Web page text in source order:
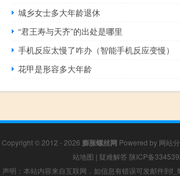
城乡女士多大年龄退休
“君王寿与天齐”的出处是哪里
手机反应太慢了咋办（智能手机反应变慢）
花甲是形容多大年龄
Copyright © 2012 - 2026 膨胀螺丝网 Powered by 网站
站地图 | 疑难解答 陕ICP备
声明：本站内容来自互联网，如信息有错误可发邮件到